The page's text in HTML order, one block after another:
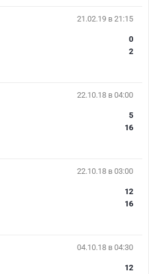
21.02.19 в 21:15
0
2
22.10.18 в 04:00
5
16
22.10.18 в 03:00
12
16
04.10.18 в 04:30
12